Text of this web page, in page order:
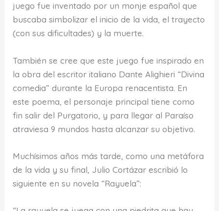
juego fue inventado por un monje español que
buscaba simbolizar el inicio de la vida, el trayecto
(con sus dificultades) y la muerte.
También se cree que este juego fue inspirado en
la obra del escritor italiano Dante Alighieri “Divina
comedia” durante la Europa renacentista. En
este poema, el personaje principal tiene como
fin salir del Purgatorio, y para llegar al Paraíso
atraviesa 9 mundos hasta alcanzar su objetivo.
Muchísimos años más tarde, como una metáfora
de la vida y su final, Julio Cortázar escribió lo
siguiente en su novela “Rayuela”: